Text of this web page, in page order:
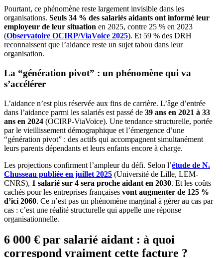
Pourtant, ce phénomène reste largement invisible dans les
organisations. Seuls 34 % des salariés aidants ont informé leur
employeur de leur situation en 2025, contre 25 % en 2023
(Observatoire OCIRP/ViaVoice 2025). Et 59 % des DRH
reconnaissent que l’aidance reste un sujet tabou dans leur
organisation.
La “génération pivot” : un phénomène qui va
s’accélérer
L’aidance n’est plus réservée aux fins de carrière. L’âge d’entrée
dans l’aidance parmi les salariés est passé de 39 ans en 2021 à 33
ans en 2024 (OCIRP-ViaVoice). Une tendance structurelle, portée
par le vieillissement démographique et l’émergence d’une
“génération pivot” : des actifs qui accompagnent simultanément
leurs parents dépendants et leurs enfants encore à charge.
Les projections confirment l’ampleur du défi. Selon l’étude de N.
Chusseau publiée en juillet 2025 (Université de Lille, LEM-
CNRS), 1 salarié sur 4 sera proche aidant en 2030. Et les coûts
cachés pour les entreprises françaises vont augmenter de 125 %
d’ici 2060. Ce n’est pas un phénomène marginal à gérer au cas par
cas : c’est une réalité structurelle qui appelle une réponse
organisationnelle.
6 000 € par salarié aidant : à quoi
correspond vraiment cette facture ?